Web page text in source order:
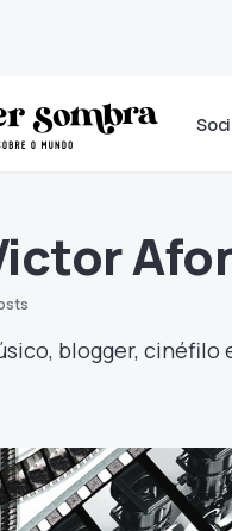
blogger, cinéfilo